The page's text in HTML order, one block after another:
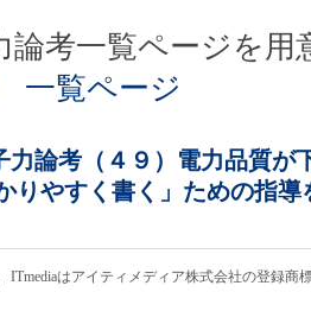
論考一覧ページを用
一覧ページ
力論考（４９）電力品質が
りやすく書く」ための指
ITmediaはアイティメディア株式会社の登録商